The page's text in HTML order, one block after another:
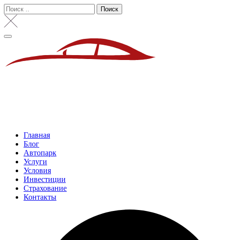
Поиск
Главная
Блог
Автопарк
Услуги
Условия
Инвестиции
Страхование
Контакты